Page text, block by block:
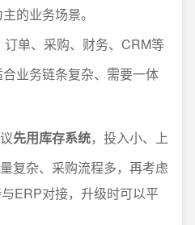
的业务场景。
订单、采购、财务、CRM等
业务链条复杂、需要一体
先用库存系统，投入小、上
复杂、采购流程多，再考虑
ERP对接，升级时可以平